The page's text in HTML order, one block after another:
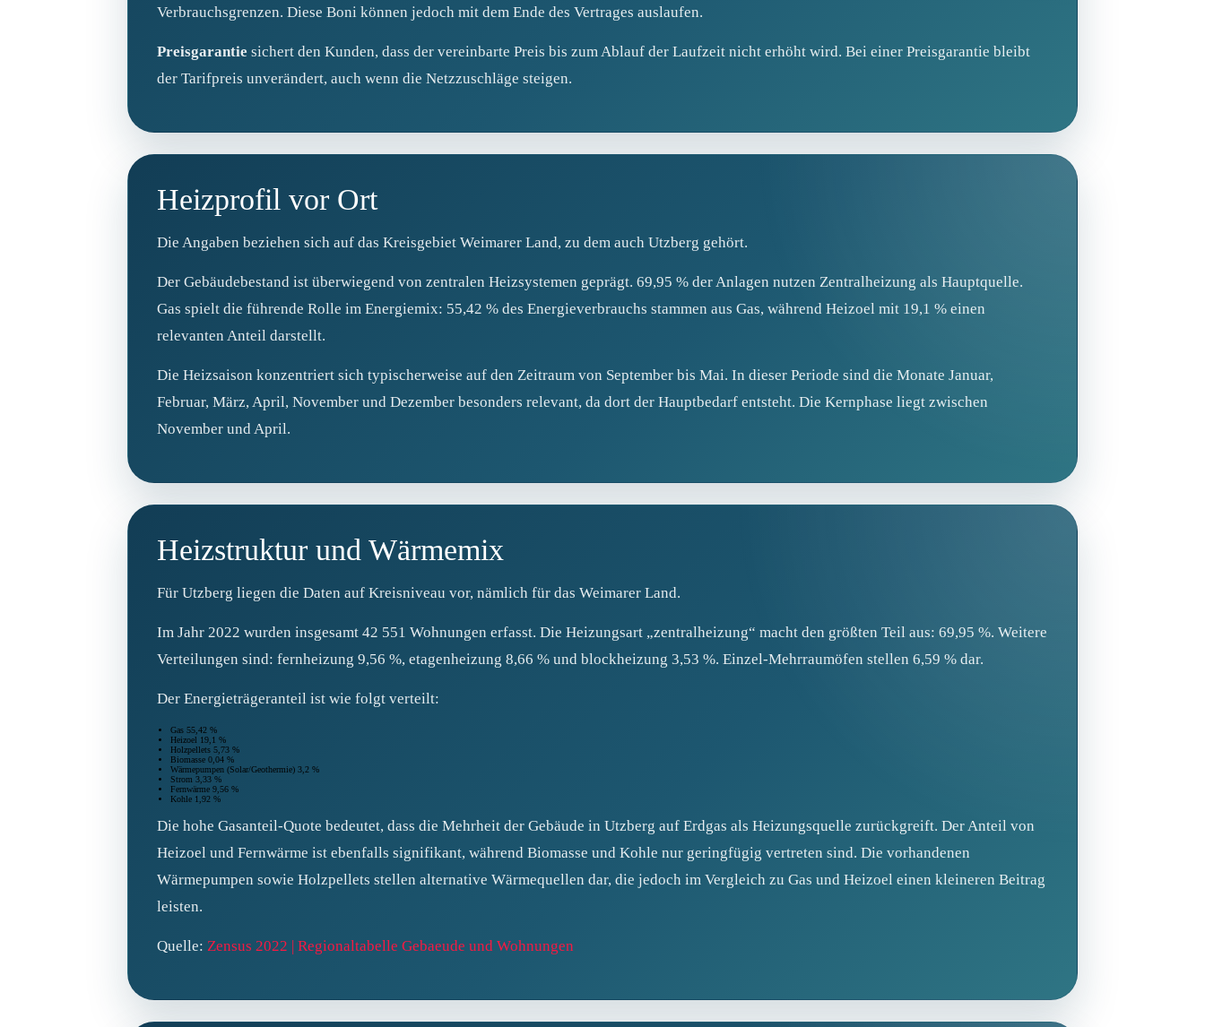
Verbrauchsgrenzen. Diese Boni können jedoch mit dem Ende des Vertrages auslaufen.
Preisgarantie sichert den Kunden, dass der vereinbarte Preis bis zum Ablauf der Laufzeit nicht erhöht wird. Bei einer Preisgarantie bleibt
der Tarifpreis unverändert, auch wenn die Netzzuschläge steigen.
Heizprofil vor Ort
Die Angaben beziehen sich auf das Kreisgebiet Weimarer Land, zu dem auch Utzberg gehört.
Der Gebäudebestand ist überwiegend von zentralen Heizsystemen geprägt. 69,95 % der Anlagen nutzen Zentralheizung als Hauptquelle.
Gas spielt die führende Rolle im Energiemix: 55,42 % des Energieverbrauchs stammen aus Gas, während Heizoel mit 19,1 % einen
relevanten Anteil darstellt.
Die Heizsaison konzentriert sich typischerweise auf den Zeitraum von September bis Mai. In dieser Periode sind die Monate Januar,
Februar, März, April, November und Dezember besonders relevant, da dort der Hauptbedarf entsteht. Die Kernphase liegt zwischen
November und April.
Heizstruktur und Wärmemix
Für Utzberg liegen die Daten auf Kreisniveau vor, nämlich für das Weimarer Land.
Im Jahr 2022 wurden insgesamt 42 551 Wohnungen erfasst. Die Heizungsart „zentralheizung“ macht den größten Teil aus: 69,95 %. Weitere
Verteilungen sind: fernheizung 9,56 %, etagenheizung 8,66 % und blockheizung 3,53 %. Einzel‑Mehrraumöfen stellen 6,59 % dar.
Der Energieträgeranteil ist wie folgt verteilt:
Gas 55,42 %
Heizoel 19,1 %
Holzpellets 5,73 %
Biomasse 0,04 %
Wärmepumpen (Solar/Geothermie) 3,2 %
Strom 3,33 %
Fernwärme 9,56 %
Kohle 1,92 %
Die hohe Gasanteil‑Quote bedeutet, dass die Mehrheit der Gebäude in Utzberg auf Erdgas als Heizungsquelle zurückgreift. Der Anteil von
Heizoel und Fernwärme ist ebenfalls signifikant, während Biomasse und Kohle nur geringfügig vertreten sind. Die vorhandenen
Wärmepumpen sowie Holzpellets stellen alternative Wärmequellen dar, die jedoch im Vergleich zu Gas und Heizoel einen kleineren Beitrag
leisten.
Quelle: Zensus 2022 | Regionaltabelle Gebaeude und Wohnungen